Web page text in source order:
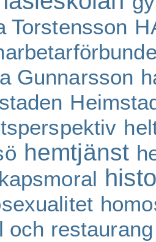
Torstensson
Gunnarsson
hemtjänst
och restaurang